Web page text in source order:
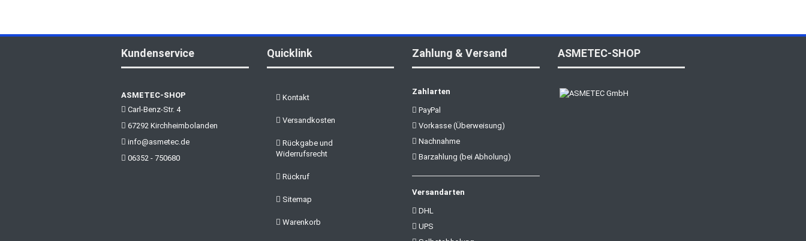
Kundenservice
ASMETEC-SHOP
Carl-Benz-Str. 4
67292 Kirchheimbolanden
info@asmetec.de
06352 - 750680
Quicklink
Kontakt
Versandkosten
Rückgabe und
Widerrufsrecht
Rückruf
Sitemap
Warenkorb
Zahlung & Versand
Zahlarten
PayPal
Vorkasse (Überweisung)
Nachnahme
Barzahlung (bei Abholung)
Versandarten
DHL
UPS
ASMETEC-SHOP